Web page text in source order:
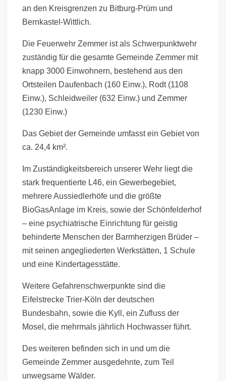
an den Kreisgrenzen zu Bitburg-Prüm und
Bernkastel-Wittlich.
Die Feuerwehr Zemmer ist als Schwerpunktwehr
zuständig für die gesamte Gemeinde Zemmer mit
knapp 3000 Einwohnern, bestehend aus den
Ortsteilen Daufenbach (160 Einw.), Rodt (1108
Einw.), Schleidweiler (632 Einw.) und Zemmer
(1230 Einw.)
Das Gebiet der Gemeinde umfasst ein Gebiet von
ca. 24,4 km².
Im Zuständigkeitsbereich unserer Wehr liegt die
stark frequentierte L46, ein Gewerbegebiet,
mehrere Aussiedlerhöfe und die größte
BioGasAnlage im Kreis, sowie der Schönfelderhof
– eine psychiatrische Einrichtung für geistig
behinderte Menschen der Barmherzigen Brüder –
mit seinen angegliederten Werkstätten, 1 Schule
und eine Kindertagesstätte.
Weitere Gefahrenschwerpunkte sind die
Eifelstrecke Trier-Köln der deutschen
Bundesbahn, sowie die Kyll, ein Zufluss der
Mosel, die mehrmals jährlich Hochwasser führt.
Des weiteren befinden sich in und um die
Gemeinde Zemmer ausgedehnte, zum Teil
unwegsame Wälder.